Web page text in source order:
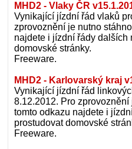
MHD2 - Vlaky ČR
Vynikající jízdní řád vlaků
zprovoznění je nutno
najdete i jízdní řády dalších
domovské stránky.
Freeware.
MHD2 - Karlovarský kraj
Vynikající jízdní řád
8.12.2012. Pro
tomto odkazu najdete i
prostudovat domovské
Freeware.